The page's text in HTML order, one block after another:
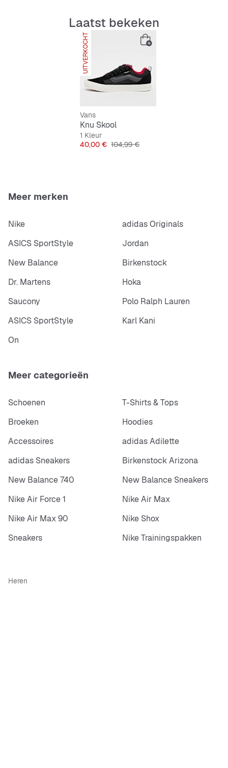
Ademende, gevoerde binnenzool
Flexibele en antislip buitenzool
Bovenmateriaalmix voor duurzaamheid
Makkelijk te onderhouden en comfortabel
Laatst bekeken
UITVERKOCHT
Vans
Knu Skool
1 Kleur
Prijs
40,00 € Originele Prijs
104,99 €
Meer merken
Nike
adidas Originals
ASICS SportStyle
Jordan
New Balance
Birkenstock
Dr. Martens
Hoka
Saucony
Polo Ralph Lauren
ASICS SportStyle
Karl Kani
On
Meer categorieën
Schoenen
T-Shirts & Tops
Broeken
Hoodies
Accessoires
adidas Adilette
adidas Sneakers
Birkenstock Arizona
New Balance 740
New Balance Sneakers
Nike Air Force 1
Nike Air Max
Nike Air Max 90
Nike Shox
Sneakers
Nike Trainingspakken
Heren